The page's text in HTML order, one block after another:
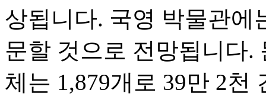
상됩니다. 국영 박물관에
문할 것으로 전망됩니다.
체는 1,879개로 39만 2천